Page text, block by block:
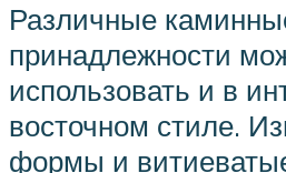
Различные
принадлежности
использовать и в
восточном стиле.
формы и